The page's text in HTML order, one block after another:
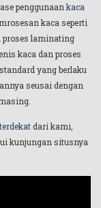
penggunaan kaca
kaca seperti
proses laminating
kaca dan proses
yang berlaku
seusai dengan
dari kami,
kunjungan situsnya